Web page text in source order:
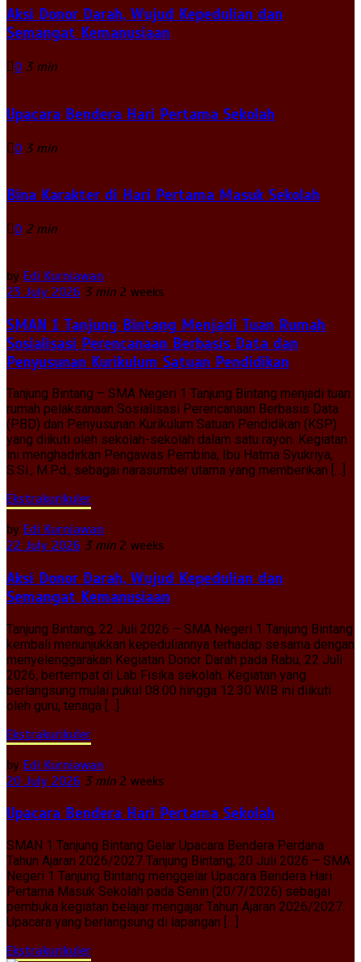
Aksi Donor Darah, Wujud Kepedulian dan
Semangat Kemanusiaan
0 3 min
Upacara Bendera Hari Pertama Sekolah
0 3 min
Bina Karakter di Hari Pertama Masuk Sekolah
0 2 min
by Edi Kurniawan
23 July 2026 3 min 2 weeks
SMAN 1 Tanjung Bintang Menjadi Tuan Rumah
Sosialisasi Perencanaan Berbasis Data dan
Penyusunan Kurikulum Satuan Pendidikan
Tanjung Bintang – SMA Negeri 1 Tanjung Bintang menjadi tuan
rumah pelaksanaan Sosialisasi Perencanaan Berbasis Data
(PBD) dan Penyusunan Kurikulum Satuan Pendidikan (KSP)
yang diikuti oleh sekolah-sekolah dalam satu rayon. Kegiatan
ini menghadirkan Pengawas Pembina, Ibu Hatma Syukriya,
S.Si., M.Pd., sebagai narasumber utama yang memberikan […]
Ekstrakurikuler
by Edi Kurniawan
22 July 2026 3 min 2 weeks
Aksi Donor Darah, Wujud Kepedulian dan
Semangat Kemanusiaan
Tanjung Bintang, 22 Juli 2026 – SMA Negeri 1 Tanjung Bintang
kembali menunjukkan kepeduliannya terhadap sesama dengan
menyelenggarakan Kegiatan Donor Darah pada Rabu, 22 Juli
2026, bertempat di Lab Fisika sekolah. Kegiatan yang
berlangsung mulai pukul 08.00 hingga 12.30 WIB ini diikuti
oleh guru, tenaga […]
Ekstrakurikuler
by Edi Kurniawan
20 July 2026 3 min 2 weeks
Upacara Bendera Hari Pertama Sekolah
SMAN 1 Tanjung Bintang Gelar Upacara Bendera Perdana
Tahun Ajaran 2026/2027 Tanjung Bintang, 20 Juli 2026 – SMA
Negeri 1 Tanjung Bintang menggelar Upacara Bendera Hari
Pertama Masuk Sekolah pada Senin (20/7/2026) sebagai
pembuka kegiatan belajar mengajar Tahun Ajaran 2026/2027.
Upacara yang berlangsung di lapangan […]
Ekstrakurikuler